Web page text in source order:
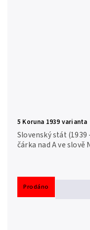
5 Koruna 1939 varianta
Slovenský stát (1939
čárka nad A ve slově
Prodáno